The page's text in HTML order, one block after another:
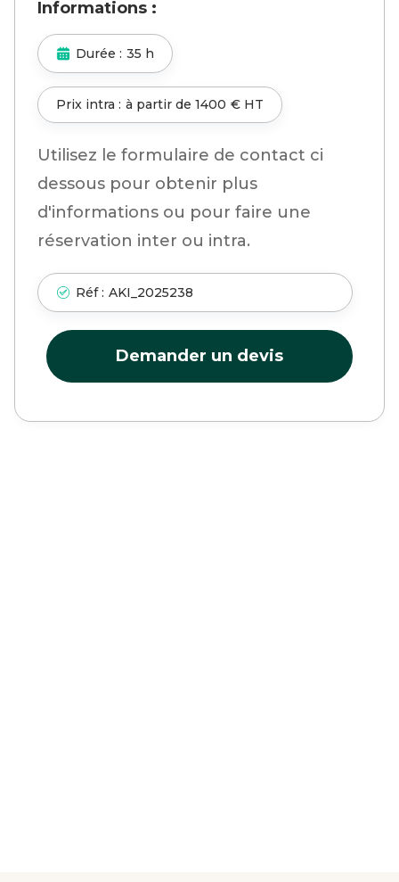
Informations :
Durée : 35 h
Prix intra : à partir de 1400 € HT
Utilisez le formulaire de contact ci
dessous pour obtenir plus
d'informations ou pour faire une
réservation inter ou intra.
Réf : AKI_2025238
Demander un devis